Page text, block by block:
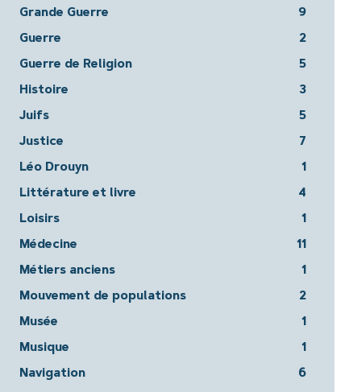
Grande Guerre 9
Guerre 2
Guerre de Religion 5
Histoire 3
Juifs 5
Justice 7
Léo Drouyn 1
Littérature et livre 4
Loisirs 1
Médecine 11
Métiers anciens 1
Mouvement de populations 2
Musée 1
Musique 1
Navigation 6